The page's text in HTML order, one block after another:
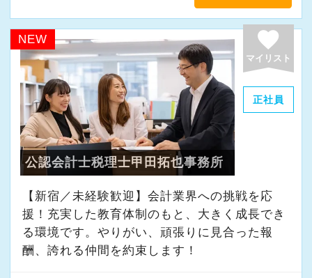
（２）カフェのようなおしゃれな事務所
入り口には大きな水槽を置いて、お客様
をお迎えしています。
応接室は、森・海・和と３つのテーマに
基づいて構成されており、
お客様もスタッフもくつろげる雰囲気を
大事にしています。
昼休み休憩は、業務の都合に合わせて好
きな時間に取得できます。
ピークの時間帯をずらして、静かに休憩
弊所は綺麗な内装が特徴ということもあ
り、来所での打合せが多い事務所です。
打合せのお客様がご来所された際には、
お茶出しをお願いしております。
（４）その他一般事務
税務署、お客様に発送する書類の印刷、
封入などの発送準備、申告データの保存などの
事務作業をお願いしております。
＼POINT／
【選べるワークスタイル】
理想のワークスタイルは人それぞれですね！
NEW favorite
マイリスト
正社員
公認会計士税理士甲田拓也事務所
【新宿／未経験歓迎】会計業界への挑戦を応
援！充実した教育体制のもと、大きく成長でき
る環境です。やりがい、頑張りに見合った報
酬、誇れる仲間を約束します！